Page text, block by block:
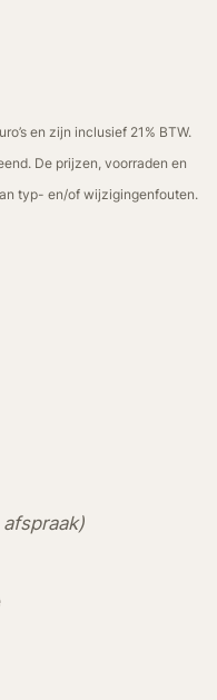
en zijn inclusief 21% BTW.
De prijzen, voorraden en
typ- en/of wijzigingenfouten.
afspraak)